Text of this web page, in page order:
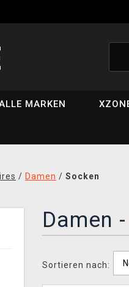
MARKEN
/ Damen / Socken
Damen
Sortieren nach: